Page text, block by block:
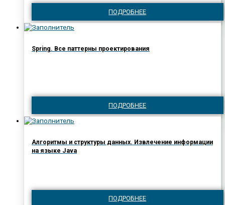
ПОДРОБНЕЕ
Spring. Все паттерны проектирования
ПОДРОБНЕЕ
Алгоритмы и структуры данных. Извлечение информации
на языке Java
ПОДРОБНЕЕ